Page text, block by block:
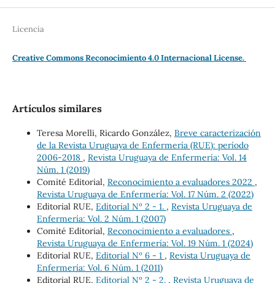
Licencia
Creative Commons Reconocimiento 4.0 Internacional License.
Artículos similares
Teresa Morelli, Ricardo González, Breve caracterización
de la Revista Uruguaya de Enfermería (RUE): período
2006-2018 , Revista Uruguaya de Enfermería: Vol. 14
Núm. 1 (2019)
Comité Editorial, Reconocimiento a evaluadores 2022 ,
Revista Uruguaya de Enfermería: Vol. 17 Núm. 2 (2022)
Editorial RUE, Editorial Nº 2 - 1. , Revista Uruguaya de
Enfermería: Vol. 2 Núm. 1 (2007)
Comité Editorial, Reconocimiento a evaluadores ,
Revista Uruguaya de Enfermería: Vol. 19 Núm. 1 (2024)
Editorial RUE, Editorial Nº 6 - 1 , Revista Uruguaya de
Enfermería: Vol. 6 Núm. 1 (2011)
Editorial RUE, Editorial Nº 2 - 2. , Revista Uruguaya de